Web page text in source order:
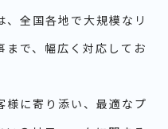
全国各地で大規模なリ
まで、幅広く対応してお
様に寄り添い、最適なプ